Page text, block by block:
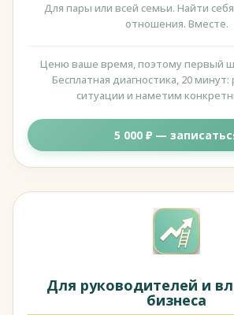
Для пары или всей семьи. Найти
отношения. Вместе.
Ценю ваше время, поэтому первый
Бесплатная диагностика, 20 минут:
ситуации и наметим
5 000 ₽ —
Для руководителей и
бизнеса